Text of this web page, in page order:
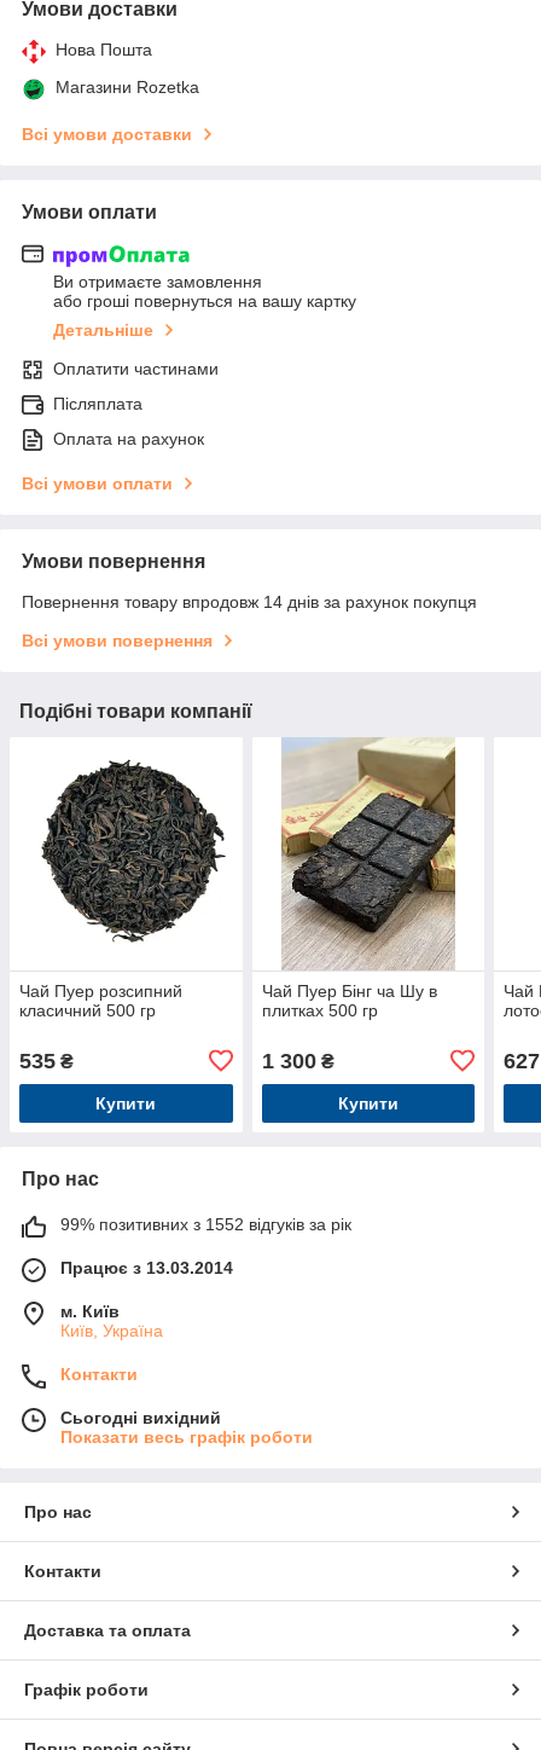
Умови доставки
Нова Пошта
Магазини Rozetka
Всі умови доставки
Умови оплати
Ви отримаєте замовлення
або гроші повернуться на вашу картку
Детальніше
Оплатити частинами
Післяплата
Оплата на рахунок
Всі умови оплати
Умови повернення
Повернення товару впродовж 14 днів за рахунок покупця
Всі умови повернення
Подібні товари компанії
Чай Пуер розсипний
класичний 500 гр
535 ₴
Купити
Чай Пуер Бінг ча Шу в
плитках 500 гр
1 300₴
Купити
Чай
627
Про нас
99% позитивних з 1552 відгуків за рік
Працює з 13.03.2014
м. Київ
Київ, Україна
Контакти
Сьогодні вихідний
Показати весь графік роботи
Про нас
Контакти
Доставка та оплата
Графік роботи